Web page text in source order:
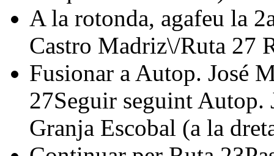
A la rotonda, agafeu la
Castro Madriz\/Ruta 27
Fusionar a Autop. José
27Seguir seguint Autop.
Granja Escobal (a la